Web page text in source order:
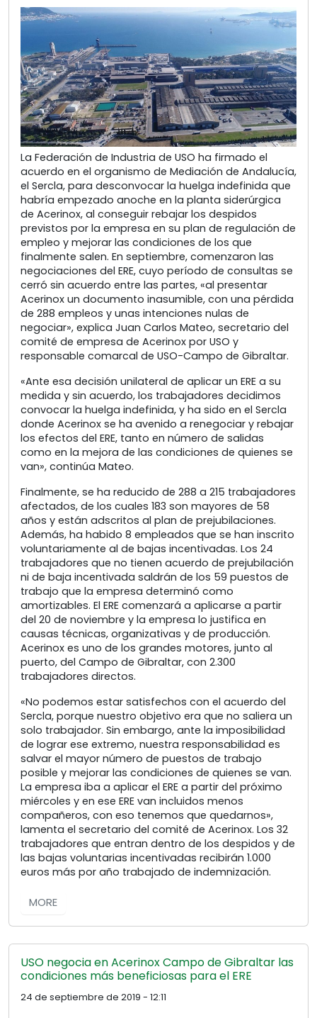
La Federación de Industria de USO ha firmado el
acuerdo en el organismo de Mediación de Andalucía,
el Sercla, para desconvocar la huelga indefinida que
habría empezado anoche en la planta siderúrgica
de Acerinox, al conseguir rebajar los despidos
previstos por la empresa en su plan de regulación de
empleo y mejorar las condiciones de los que
finalmente salen. En septiembre, comenzaron las
negociaciones del ERE, cuyo período de consultas se
cerró sin acuerdo entre las partes, «al presentar
Acerinox un documento inasumible, con una pérdida
de 288 empleos y unas intenciones nulas de
negociar», explica Juan Carlos Mateo, secretario del
comité de empresa de Acerinox por USO y
responsable comarcal de USO-Campo de Gibraltar.
«Ante esa decisión unilateral de aplicar un ERE a su
medida y sin acuerdo, los trabajadores decidimos
convocar la huelga indefinida, y ha sido en el Sercla
donde Acerinox se ha avenido a renegociar y rebajar
los efectos del ERE, tanto en número de salidas
como en la mejora de las condiciones de quienes se
van», continúa Mateo.
Finalmente, se ha reducido de 288 a 215 trabajadores
afectados, de los cuales 183 son mayores de 58
años y están adscritos al plan de prejubilaciones.
Además, ha habido 8 empleados que se han inscrito
voluntariamente al de bajas incentivadas. Los 24
trabajadores que no tienen acuerdo de prejubilación
ni de baja incentivada saldrán de los 59 puestos de
trabajo que la empresa determinó como
amortizables. El ERE comenzará a aplicarse a partir
del 20 de noviembre y la empresa lo justifica en
causas técnicas, organizativas y de producción.
Acerinox es uno de los grandes motores, junto al
puerto, del Campo de Gibraltar, con 2.300
trabajadores directos.
«No podemos estar satisfechos con el acuerdo del
Sercla, porque nuestro objetivo era que no saliera un
solo trabajador. Sin embargo, ante la imposibilidad
de lograr ese extremo, nuestra responsabilidad es
salvar el mayor número de puestos de trabajo
posible y mejorar las condiciones de quienes se van.
La empresa iba a aplicar el ERE a partir del próximo
miércoles y en ese ERE van incluidos menos
compañeros, con eso tenemos que quedarnos»,
lamenta el secretario del comité de Acerinox. Los 32
trabajadores que entran dentro de los despidos y de
las bajas voluntarias incentivadas recibirán 1.000
euros más por año trabajado de indemnización.
MORE
USO negocia en Acerinox Campo de Gibraltar las
condiciones más beneficiosas para el ERE
24 de septiembre de 2019 - 12:11